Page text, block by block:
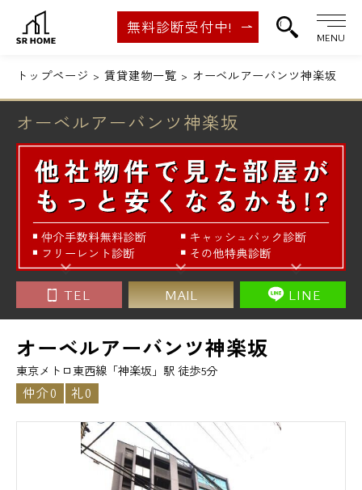
無料診断受付中!
MENU
トップページ 賃貸建物一覧 オーベルアーバンツ神楽坂
オーベルアーバンツ神楽坂
TEL MAIL LINE
オーベルアーバンツ神楽坂
東京メトロ東西線「神楽坂」駅 徒歩5分
仲介0 礼0